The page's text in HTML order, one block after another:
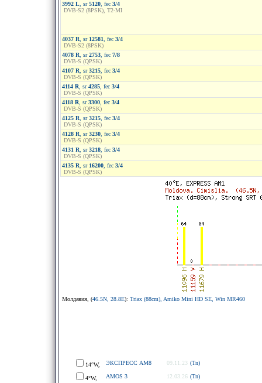
3992 L , sr5120 , fec 3/4
DVB-S2 (8PSK), T2-MI
4037 R , sr 12581 , fec 3/4
DVB-S2 (8PSK)
4078 R , sr2753 , fec 7/8
DVB-S (QPSK)
4107 R , sr3215 , fec 3/4
DVB-S (QPSK)
4114 R , sr4285 , fec 3/4
DVB-S (QPSK)
4118 R , sr3300 , fec 3/4
DVB-S (QPSK)
4125 R , sr3215 , fec 3/4
DVB-S (QPSK)
4128 R , sr3230 , fec 3/4
DVB-S (QPSK)
4131 R , sr3218 , fec 3/4
DVB-S (QPSK)
4135 R , sr 16200 , fec 3/4
DVB-S (QPSK)
Молдавия, (46.5N, 28.8E): Triax (88cm), Amiko Mini HD SE, Win MR460
14°W, ЭКСПРЕСС АМ8 09.11.23 (Tn)
4°W, AMOS 3 12.03.26 (Tn)